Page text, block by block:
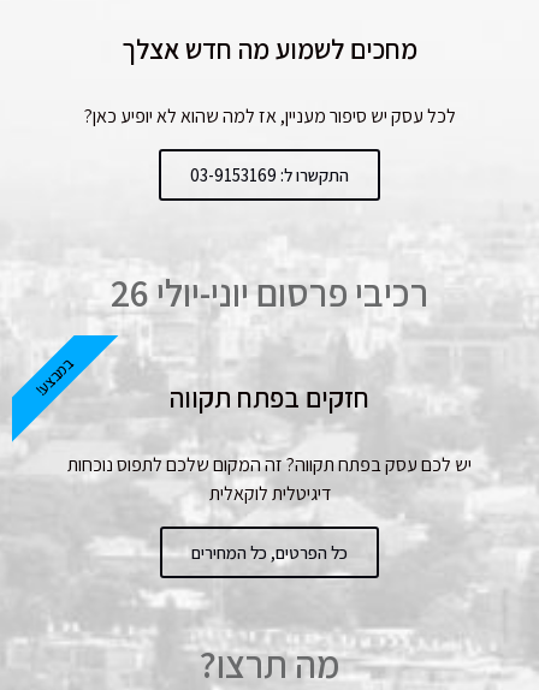
מחכים לשמוע מה חדש אצלך
לכל עסק יש סיפור מעניין, אז למה שהוא לא יופיע כאן?
התקשרו ל: 03-9153169
רכיבי פרסום יוני-יולי 26
חזקים בפתח תקווה
יש לכם עסק בפתח תקווה? זה המקום שלכם לתפוס נוכחות
דיגיטלית לוקאלית
כל הפרטים, כל המחירים
במבצע!
מה תרצו?